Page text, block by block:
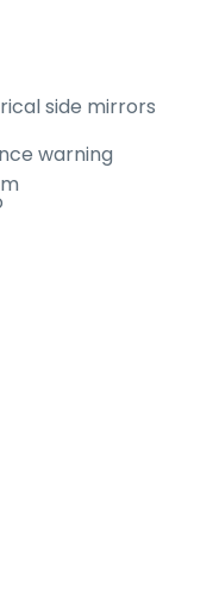
side mirrors
warning